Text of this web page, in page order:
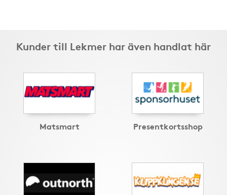
Kunder till Lekmer har även handlat här
Matsmart Presentkortsshop